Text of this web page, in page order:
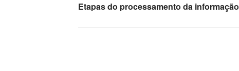
Etapas do processamento da informação